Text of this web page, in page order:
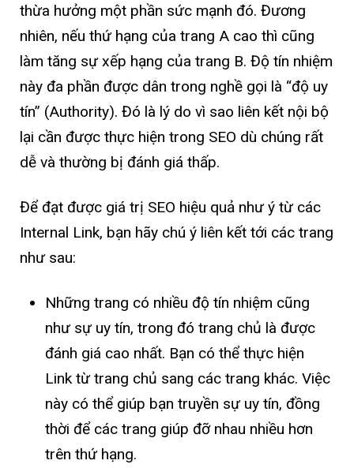
thừa hưởng một phần sức mạnh đó. Đương
nhiên, nếu thứ hạng của trang A cao thì cũng
làm tăng sự xếp hạng của trang B. Độ tín nhiệm
này đa phần được dân trong nghề gọi là “độ uy
tín” (Authority). Đó là lý do vì sao liên kết nội bộ
lại cần được thực hiện trong SEO dù chúng rất
dễ và thường bị đánh giá thấp.
Để đạt được giá trị SEO hiệu quả như ý từ các
Internal Link, bạn hãy chú ý liên kết tới các trang
như sau:
Những trang có nhiều độ tín nhiệm cũng
như sự uy tín, trong đó trang chủ là được
đánh giá cao nhất. Bạn có thể thực hiện
Link từ trang chủ sang các trang khác. Việc
này có thể giúp bạn truyền sự uy tín, đồng
thời để các trang giúp đỡ nhau nhiều hơn
trên thứ hạng.